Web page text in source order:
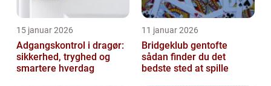
15 januar 2026
Adgangskontrol i dragør:
sikkerhed, tryghed og
smartere hverdag
11 januar 2026
Bridgeklub gentofte
sådan finder du det
bedste sted at spille